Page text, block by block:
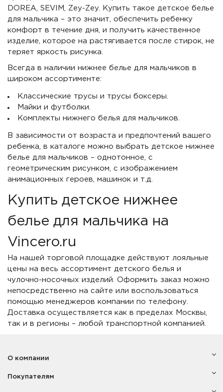
DOREA, SEVIM, Zey-Zey. Купить такое детское белье
для мальчика – это значит, обеспечить ребенку
комфорт в течение дня, и получить качественное
изделие, которое на растягивается после стирок, не
теряет яркость рисунка.
Всегда в наличии нижнее белье для мальчиков в
широком ассортименте:
Классические трусы и трусы боксеры.
Майки и футболки.
Комплекты нижнего белья для мальчиков.
В зависимости от возраста и предпочтений вашего
ребенка, в каталоге можно выбрать детское нижнее
белье для мальчиков – однотонное, с
геометрическим рисунком, с изображением
анимационных героев, машинок и т.д.
Купить детское нижнее
белье для мальчика на
Vincero.ru
На нашей торговой площадке действуют лояльные
цены на весь ассортимент детского белья и
чулочно-носочных изделий. Оформить заказ можно
непосредственно на сайте или воспользоваться
помощью менеджеров компании по телефону.
Доставка осуществляется как в пределах Москвы,
так и в регионы – любой транспортной компанией.
Покупателям
О компании